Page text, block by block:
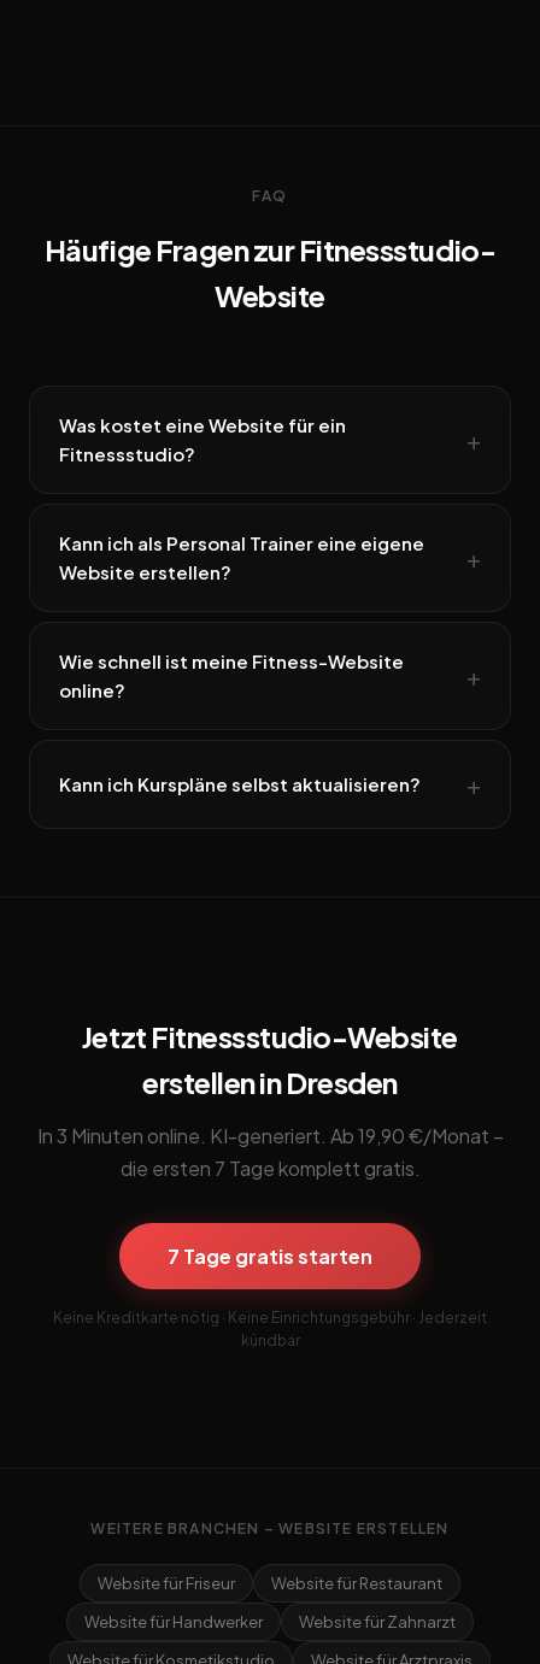
FAQ
Häufige Fragen zur Fitnessstudio-
Website
Was kostet eine Website für ein
Fitnessstudio?
Kann ich als Personal Trainer eine eigene
Website erstellen?
Wie schnell ist meine Fitness-Website
online?
Kann ich Kurspläne selbst aktualisieren?
Jetzt Fitnessstudio-Website
erstellen in Dresden
In 3 Minuten online. KI-generiert. Ab 19,90 €/Monat –
die ersten 7 Tage komplett gratis.
7 Tage gratis starten
Keine Kreditkarte nötig · Keine Einrichtungsgebühr · Jederzeit
kündbar
WEITERE BRANCHEN – WEBSITE ERSTELLEN
Website für Friseur
Website für Restaurant
Website für Handwerker
Website für Zahnarzt